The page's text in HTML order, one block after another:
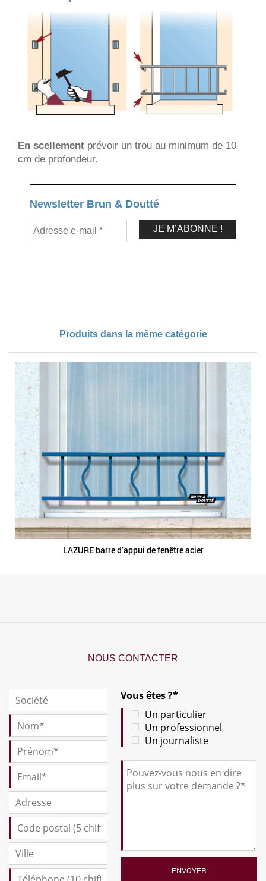
En scellement prévoir un trou au minimum de 10
cm de profondeur.
Newsletter Brun & Doutté
Produits dans la même catégorie
LAZURE barre d’appui de fenêtre acier
NOUS CONTACTER
Vous êtes ?*
Un particulier
Un professionnel
Un journaliste